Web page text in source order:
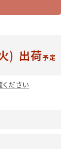
) 出荷予定
ださい